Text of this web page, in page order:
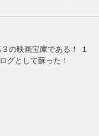
の映画宝庫である！ １
グとして蘇った！